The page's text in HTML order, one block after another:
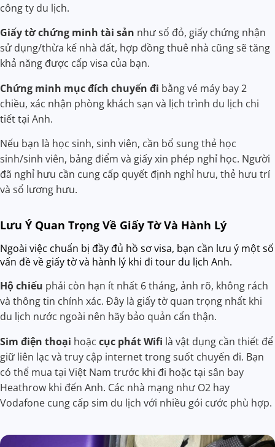
công ty du lịch.
Giấy tờ chứng minh tài sản như sổ đỏ, giấy chứng nhận
sử dụng/thừa kế nhà đất, hợp đồng thuê nhà cũng sẽ tăng
khả năng được cấp visa của bạn.
Chứng minh mục đích chuyến đi bằng vé máy bay 2
chiều, xác nhận phòng khách sạn và lịch trình du lịch chi
tiết tại Anh.
Nếu bạn là học sinh, sinh viên, cần bổ sung thẻ học
sinh/sinh viên, bảng điểm và giấy xin phép nghỉ học. Người
đã nghỉ hưu cần cung cấp quyết định nghỉ hưu, thẻ hưu trí
và sổ lương hưu.
Lưu Ý Quan Trọng Về Giấy Tờ Và Hành Lý
Ngoài việc chuẩn bị đầy đủ hồ sơ visa, bạn cần lưu ý một số
vấn đề về giấy tờ và hành lý khi đi tour du lịch Anh.
Hộ chiếu phải còn hạn ít nhất 6 tháng, ảnh rõ, không rách
và thông tin chính xác. Đây là giấy tờ quan trọng nhất khi
du lịch nước ngoài nên hãy bảo quản cẩn thận.
Sim điện thoại hoặc cục phát Wifi là vật dụng cần thiết để
giữ liên lạc và truy cập internet trong suốt chuyến đi. Bạn
có thể mua tại Việt Nam trước khi đi hoặc tại sân bay
Heathrow khi đến Anh. Các nhà mạng như O2 hay
Vodafone cung cấp sim du lịch với nhiều gói cước phù hợp.